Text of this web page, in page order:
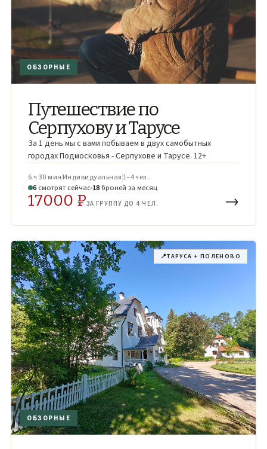
ОБЗОРНЫЕ
Путешествие по
Серпухову и Тарусе
За 1 день мы с вами побываем в двух самобытных
городах Подмосковья - Серпухове и Тарусе. 12+
6 ч 30 мин Индивидуальная 1–4 чел.
4 смотрят сейчас 18 броней за месяц
17000 ₽ЗА ГРУППУ ДО 4 ЧЕЛ. →
ОБЗОРНЫЕ
📍ТАРУСА + ПОЛЕНОВО